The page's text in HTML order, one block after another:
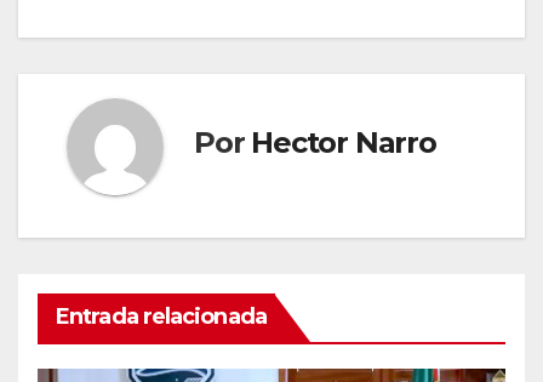
Por Hector Narro
Entrada relacionada